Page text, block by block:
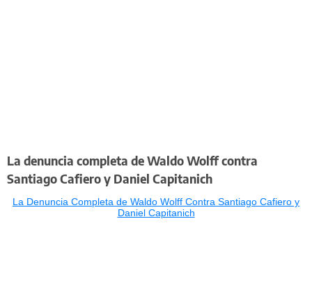
La denuncia completa de Waldo Wolff contra
Santiago Cafiero y Daniel Capitanich
La Denuncia Completa de Waldo Wolff Contra Santiago Cafiero y
Daniel Capitanich